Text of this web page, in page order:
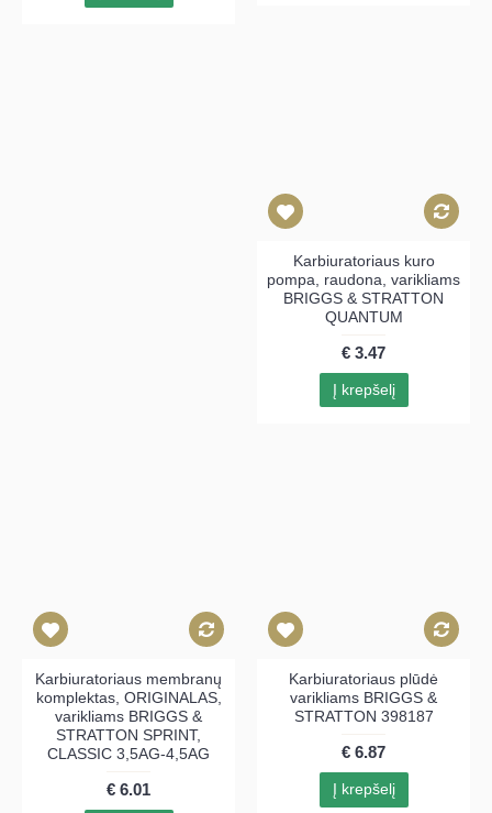
Karbiuratoriaus kuro
pompa, raudona, varikliams
BRIGGS & STRATTON
QUANTUM
€ 3.47
Į krepšelį
Karbiuratoriaus membranų
komplektas, ORIGINALAS,
varikliams BRIGGS &
STRATTON SPRINT,
CLASSIC 3,5AG-4,5AG
€ 6.01
Karbiuratoriaus plūdė
varikliams BRIGGS &
STRATTON 398187
€ 6.87
Į krepšelį